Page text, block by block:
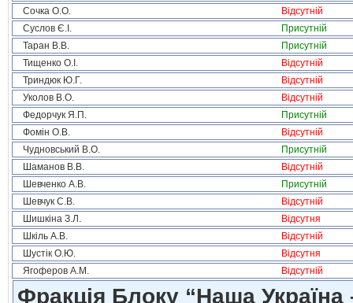
Сочка О.О.
Відсутній
Суслов Є.І.
Присутній
Таран В.В.
Присутній
Тищенко О.І.
Відсутній
Триндюк Ю.Г.
Відсутній
Уколов В.О.
Відсутній
Федорчук Я.П.
Присутній
Фомін О.В.
Відсутній
Чудновський В.О.
Присутній
Шаманов В.В.
Відсутній
Шевченко А.В.
Присутній
Шевчук С.В.
Відсутній
Шишкіна З.Л.
Відсутня
Шкіль А.В.
Відсутній
Шустік О.Ю.
Відсутня
Ягоферов А.М.
Відсутній
Фракція Блоку “Наша